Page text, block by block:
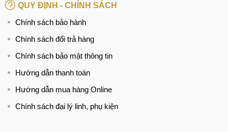
QUY ĐỊNH - CHÍNH SÁCH
Chính sách bảo hành
Chính sách đổi trả hàng
Chính sách bảo mật thông tin
Hướng dẫn thanh toán
Hướng dẫn mua hàng Online
Chính sách đại lý linh, phụ kiện